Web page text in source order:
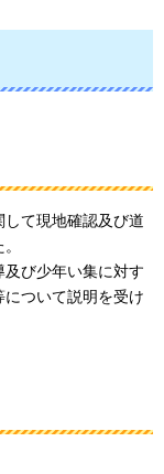
て現地確認及び道
び少年い集に対す
ついて説明を受け